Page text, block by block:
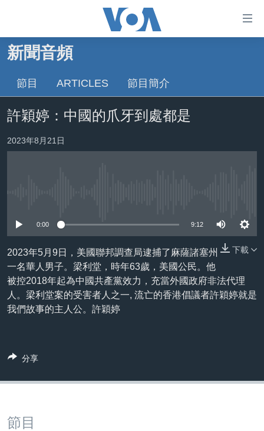
礙
鏈
轉
內
轉
檢
索
主頁
美國大選2024
台灣
美中關係
美國
中國
國際
經貿
視頻
VOA 60秒 (國際)
美國專訊
YOUTUBE頻道
時事經緯
新聞音頻
港人港心
新聞音頻
節目 ARTICLES 節目簡介
許穎婷：中國的爪牙到處都是
2023年8月21日
0:00 9:12
下載
2023年5月9日，美國聯邦調查局逮捕了麻薩諸塞州
一名華人男子。梁利堂，時年63歲，美國公民。他
被控2018年起為中國共產黨效力，充當外國政府非法代理
人。梁利堂案的受害者人之一, 流亡的香港倡議者許穎婷就是
我們故事的主人公。許穎婷
分享
節目